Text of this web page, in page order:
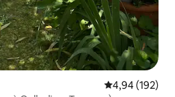
Évaluation
4,94 (192)